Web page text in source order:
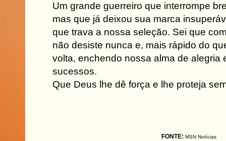
Um grande guerreiro que interrompe
mas que já deixou sua marca
que trava a nossa seleção. Sei que
não desiste nunca e, mais rápido do
volta, enchendo nossa alma de alegria
sucessos.
Que Deus lhe dê força e lhe proteja
FONTE: MSN Notícias